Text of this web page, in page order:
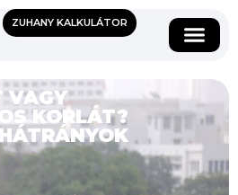
ZUHANY KALKULÁTOR
VAGY
KORLÁT?